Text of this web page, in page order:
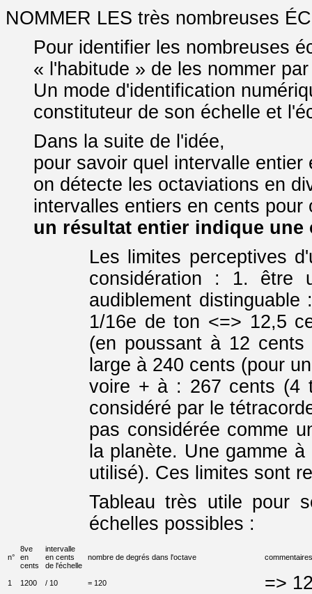
NOMMER LES très nombreuses
Pour identifier les nombreuses
« l'habitude » de les nommer
Un mode d'identification
constituteur de son échelle et
Dans la suite de l'idée,
pour savoir quel intervalle
on détecte les octaviations en
intervalles entiers en cents
un résultat entier indique une
Les limites perceptives
considération : 1. être
audiblement
1/16e de ton <=> 12,5
(en poussant à 12
large à 240 cents (pour
voire + à : 267 cents (4
considéré par le
pas considérée comme
la planète. Une gamme
utilisé). Ces limites sont
Tableau très utile pour
échelles possibles :
n°
8ve
en
cents
intervalle
en cents
de l'échelle
nombre de degrés dans l'octave commentaires
1 1200 / 10 = 120 =>